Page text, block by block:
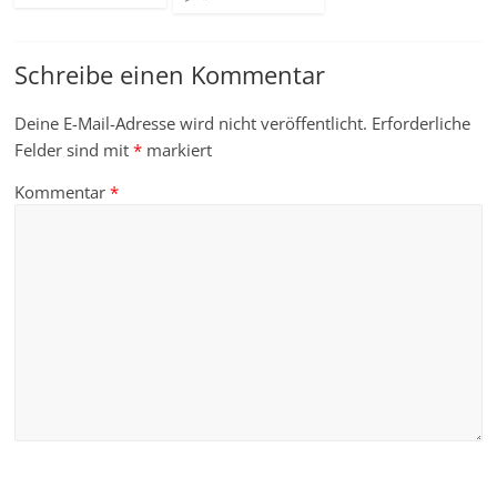
Schreibe einen Kommentar
Deine E-Mail-Adresse wird nicht veröffentlicht. Erforderliche
Felder sind mit* markiert
Kommentar*